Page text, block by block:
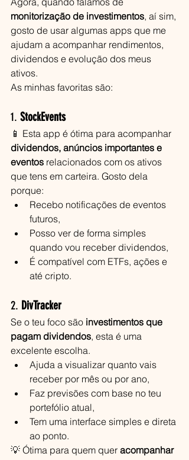
monitorização de investimentos, aí sim,
gosto de usar algumas apps que me
ajudam a acompanhar rendimentos,
dividendos e evolução dos meus
ativos.
As minhas favoritas são:
1. StockEvents
📱 Esta app é ótima para acompanhar
dividendos, anúncios importantes e
eventos relacionados com os ativos
que tens em carteira. Gosto dela
porque:
Recebo notificações de eventos
futuros,
Posso ver de forma simples
quando vou receber dividendos,
É compatível com ETFs, ações e
até cripto.
2. DivTracker
Se o teu foco são investimentos que
pagam dividendos, esta é uma
excelente escolha.
Ajuda a visualizar quanto vais
receber por mês ou por ano,
Faz previsões com base no teu
portefólio atual,
Tem uma interface simples e direta
ao ponto.
💡 Ótima para quem quer acompanhar